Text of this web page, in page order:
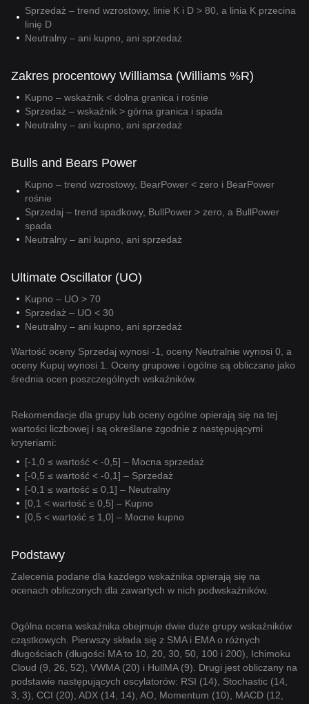
Sprzedaż – trend wzrostowy, linie K i D > 80, a linia K przecina
linię D
Neutralny – ani kupno, ani sprzedaż
Zakres procentowy Williamsa (Williams %R)
Kupno – wskaźnik < dolna granica i rośnie
Sprzedaż – wskaźnik > górna granica i spada
Neutralny – ani kupno, ani sprzedaż
Bulls and Bears Power
Kupno – trend wzrostowy, BearPower < zero i BearPower
rośnie
Sprzedaj – trend spadkowy, BullPower > zero, a BullPower
spada
Neutralny – ani kupno, ani sprzedaż
Ultimate Oscillator (UO)
Kupno – UO > 70
Sprzedaż – UO < 30
Neutralny – ani kupno, ani sprzedaż
Wartość oceny Sprzedaj wynosi -1, oceny Neutralnie wynosi 0, a
oceny Kupuj wynosi 1. Oceny grupowe i ogólne są obliczane jako
średnia ocen poszczególnych wskaźników.
Rekomendacje dla grupy lub oceny ogólne opierają się na tej
wartości liczbowej i są określane zgodnie z następującymi
kryteriami:
[-1,0 ≤ wartość < -0,5] – Mocna sprzedaż
[-0,5 ≤ wartość < -0,1] – Sprzedaż
[-0,1 ≤ wartość ≤ 0,1] – Neutralny
[0,1 < wartość ≤ 0,5] – Kupno
[0,5 < wartość ≤ 1,0] – Mocne kupno
Podstawy
Zalecenia podane dla każdego wskaźnika opierają się na
ocenach obliczonych dla zawartych w nich podwskaźników.
Ogólna ocena wskaźnika obejmuje dwie duże grupy wskaźników
cząstkowych. Pierwszy składa się z SMA i EMA o różnych
długościach (długości MA to 10, 20, 30, 50, 100 i 200), Ichimoku
Cloud (9, 26, 52), VWMA (20) i HullMA (9). Drugi jest obliczany na
podstawie następujących oscylatorów: RSI (14), Stochastic (14,
3, 3), CCI (20), ADX (14, 14), AO, Momentum (10), MACD (12,